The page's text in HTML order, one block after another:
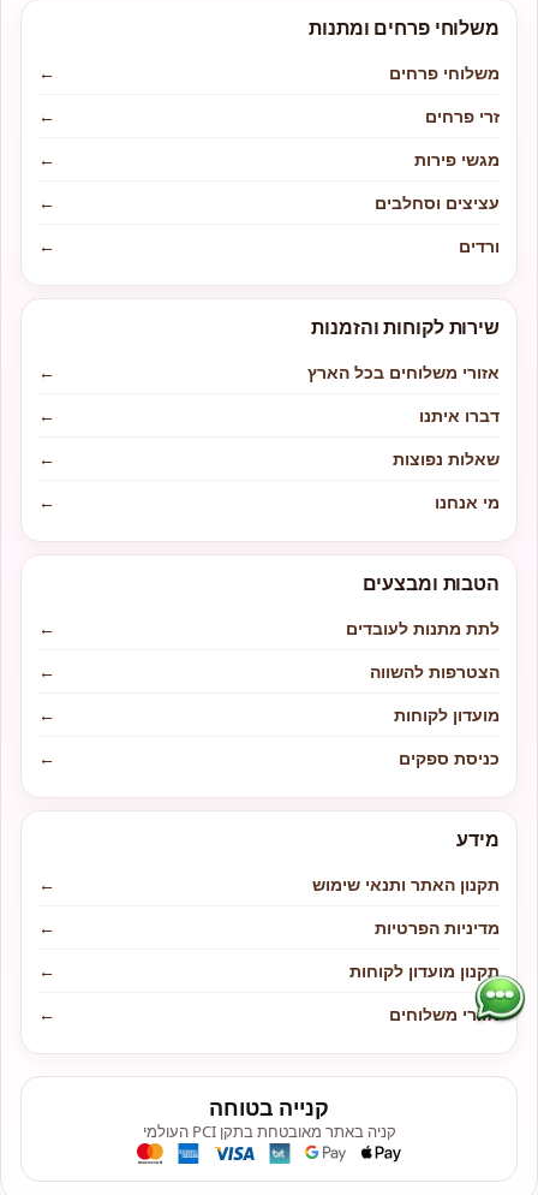
משלוחי פרחים ומתנות
משלוחי פרחים
←
זרי פרחים
←
מגשי פירות
←
עציצים וסחלבים
←
ורדים
←
שירות לקוחות והזמנות
אזורי משלוחים בכל הארץ
←
דברו איתנו
←
שאלות נפוצות
←
מי אנחנו
←
הטבות ומבצעים
לתת מתנות לעובדים
←
הצטרפות להשווה
←
מועדון לקוחות
←
כניסת ספקים
←
מידע
תקנון האתר ותנאי שימוש
←
מדיניות הפרטיות
←
תקנון מועדון לקוחות
←
אזורי משלוחים
←
קנייה בטוחה
קניה באתר מאובטחת בתקן PCI העולמי